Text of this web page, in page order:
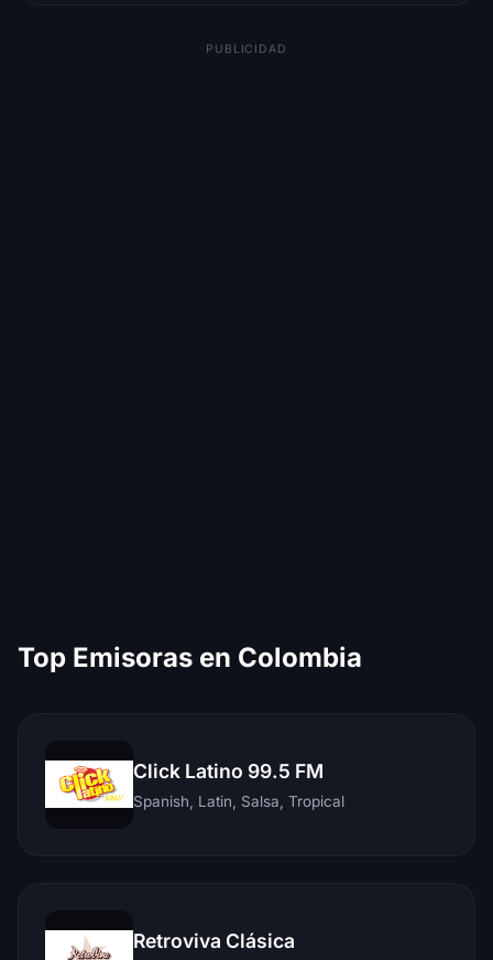
PUBLICIDAD
Top Emisoras en Colombia
Click Latino 99.5 FM
Spanish, Latin, Salsa, Tropical
Retroviva Clásica